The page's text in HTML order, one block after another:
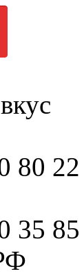
80 22
35 85